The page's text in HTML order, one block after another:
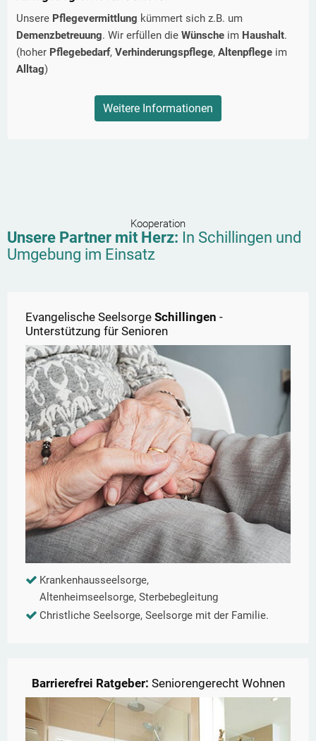
Unsere Pflegevermittlung kümmert sich z.B. um
Demenzbetreuung. Wir erfüllen die Wünsche im Haushalt.
(hoher Pflegebedarf, Verhinderungspflege, Altenpflege im
Alltag)
Weitere Informationen
Kooperation
Unsere Partner mit Herz: In Schillingen und
Umgebung im Einsatz
Evangelische Seelsorge Schillingen -
Unterstützung für Senioren
Krankenhausseelsorge,
Altenheimseelsorge, Sterbebegleitung
Christliche Seelsorge, Seelsorge mit der Familie.
Barrierefrei Ratgeber: Seniorengerecht Wohnen